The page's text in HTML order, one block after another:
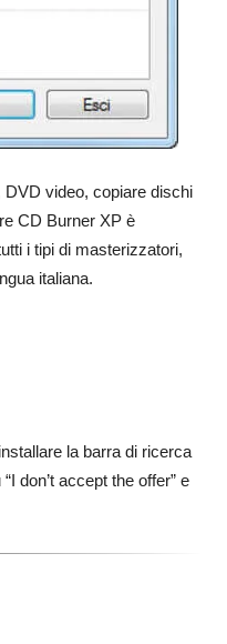
video, copiare dischi
CD Burner XP è
i tipi di masterizzatori,
italiana.
la barra di ricerca
don’t accept the offer” e